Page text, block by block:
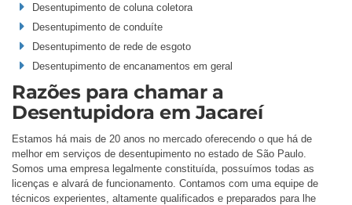
Desentupimento de coluna coletora
Desentupimento de conduíte
Desentupimento de rede de esgoto
Desentupimento de encanamentos em geral
Razões para chamar a
Desentupidora em Jacareí
Estamos há mais de 20 anos no mercado oferecendo o que há de
melhor em serviços de desentupimento no estado de São Paulo.
Somos uma empresa legalmente constituída, possuímos todas as
licenças e alvará de funcionamento. Contamos com uma equipe de
técnicos experientes, altamente qualificados e preparados para lhe